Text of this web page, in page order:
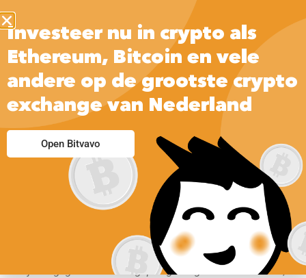
Het zal je maar gebeuren, iemand heeft onder jouw naam en
met jouw gegevens fraude gepleegd. Afgezien van de nare,
Investeer nu in crypto als
Ethereum, Bitcoin en vele
andere op de grootste crypto
exchange van Nederland
Open Bitvavo